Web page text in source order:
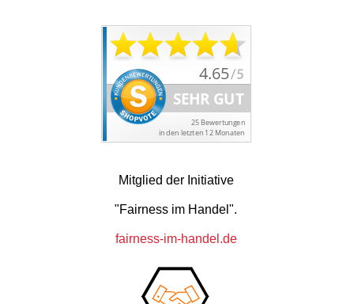
Mitglied der Initiative
"Fairness im Handel".
fairness-im-handel.de